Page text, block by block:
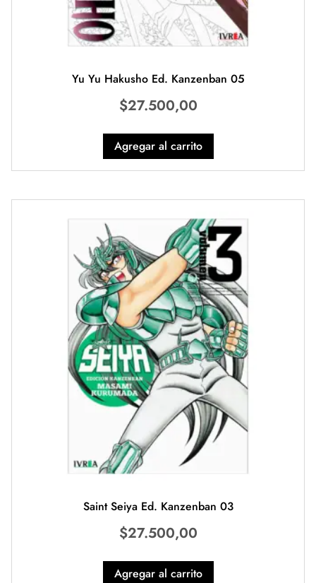
Yu Yu Hakusho Ed. Kanzenban 05
$27.500,00
Agregar al carrito
Saint Seiya Ed. Kanzenban 03
$27.500,00
Agregar al carrito